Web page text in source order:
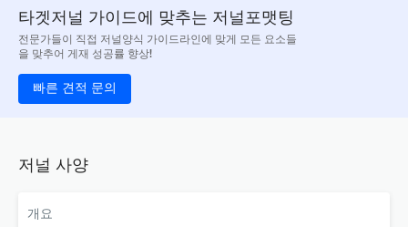
타겟저널 가이드에 맞추는 저널포맷팅
전문가들이 직접 저널양식 가이드라인에 맞게 모든 요소들
을 맞추어 게재 성공률 향상!
빠른 견적 문의
저널 사양
개요